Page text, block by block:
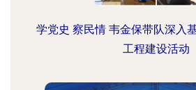
学党史 察民情 韦金保带队深入
工程建设活动